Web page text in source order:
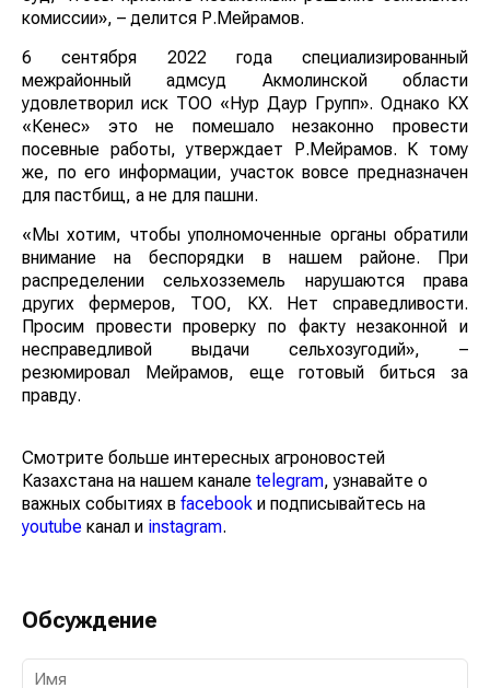
комиссии», – делится Р.Мейрамов.
6 сентября 2022 года специализированный
межрайонный адмсуд Акмолинской области
удовлетворил иск ТОО «Нур Даур Групп». Однако КХ
«Кенес» это не помешало незаконно провести
посевные работы, утверждает Р.Мейрамов. К тому
же, по его информации, участок вовсе предназначен
для пастбищ, а не для пашни.
«Мы хотим, чтобы уполномоченные органы обратили
внимание на беспорядки в нашем районе. При
распределении сельхозземель нарушаются права
других фермеров, ТОО, КХ. Нет справедливости.
Просим провести проверку по факту незаконной и
несправедливой выдачи сельхозугодий», –
резюмировал Мейрамов, еще готовый биться за
правду.
Смотрите больше интересных агроновостей
Казахстана на нашем канале telegram, узнавайте о
важных событиях в facebook и подписывайтесь на
youtube канал и instagram.
Обсуждение